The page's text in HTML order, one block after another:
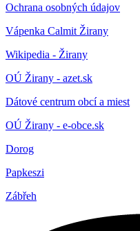
Ochrana osobných údajov
Vápenka Calmit Žirany
Wikipedia - Žirany
OÚ Žirany - azet.sk
Dátové centrum obcí a miest
OÚ Žirany - e-obce.sk
Dorog
Papkeszi
Zábřeh